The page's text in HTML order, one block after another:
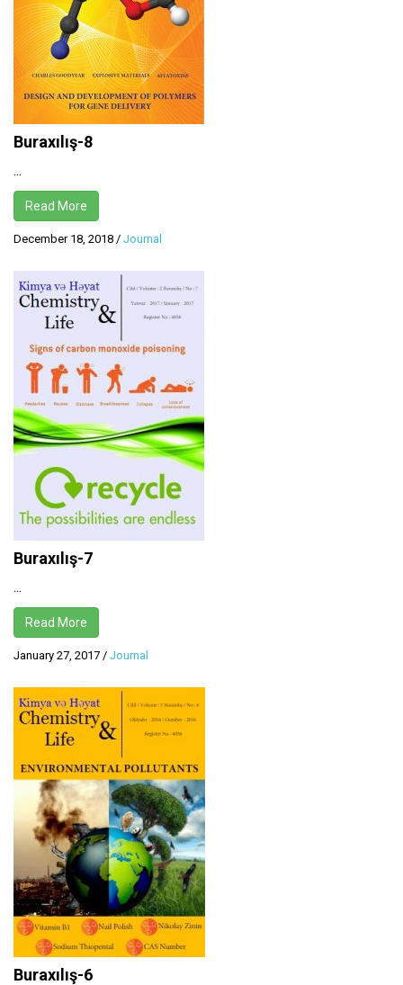
Buraxılış-8
...
Read More
December 18, 2018 / Journal
Buraxılış-7
...
Read More
January 27, 2017 / Journal
Buraxılış-6